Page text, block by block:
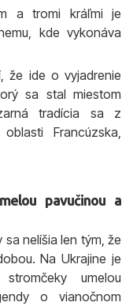
a tromi kráľmi je
kde vykonáva
že ide o vyjadrenie
sa stal miestom
tradícia sa z
Francúzska,
pavučinou a
nelíšia len tým, že
Na Ukrajine je
umelou
o vianočnom